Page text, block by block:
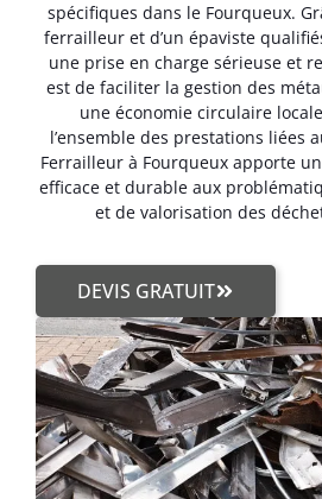
spécifiques dans le Fourqueux.
ferrailleur et d’un épaviste
une prise en charge sérieuse et
est de faciliter la gestion des
une économie circulaire
l’ensemble des prestations liées
Ferrailleur à Fourqueux apporte
efficace et durable aux
et de valorisation des
DEVIS GRATUIT